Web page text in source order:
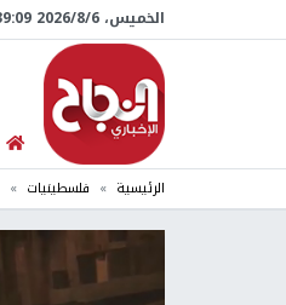
الخميس، 6/‏8/‏2026 03:39:10 صباحاً
الرئيسية فلسطينيات